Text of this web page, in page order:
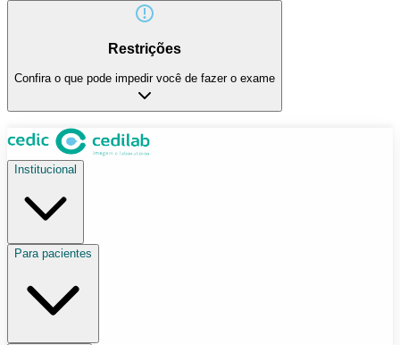
Restrições
Confira o que pode impedir você de fazer o exame
Institucional
Para pacientes